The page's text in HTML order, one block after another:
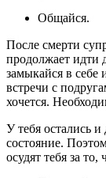
Общайся.
После смерти
продолжает идти
замыкайся в себе
встречи с
хочется.
У тебя остались
состояние.
осудят тебя за